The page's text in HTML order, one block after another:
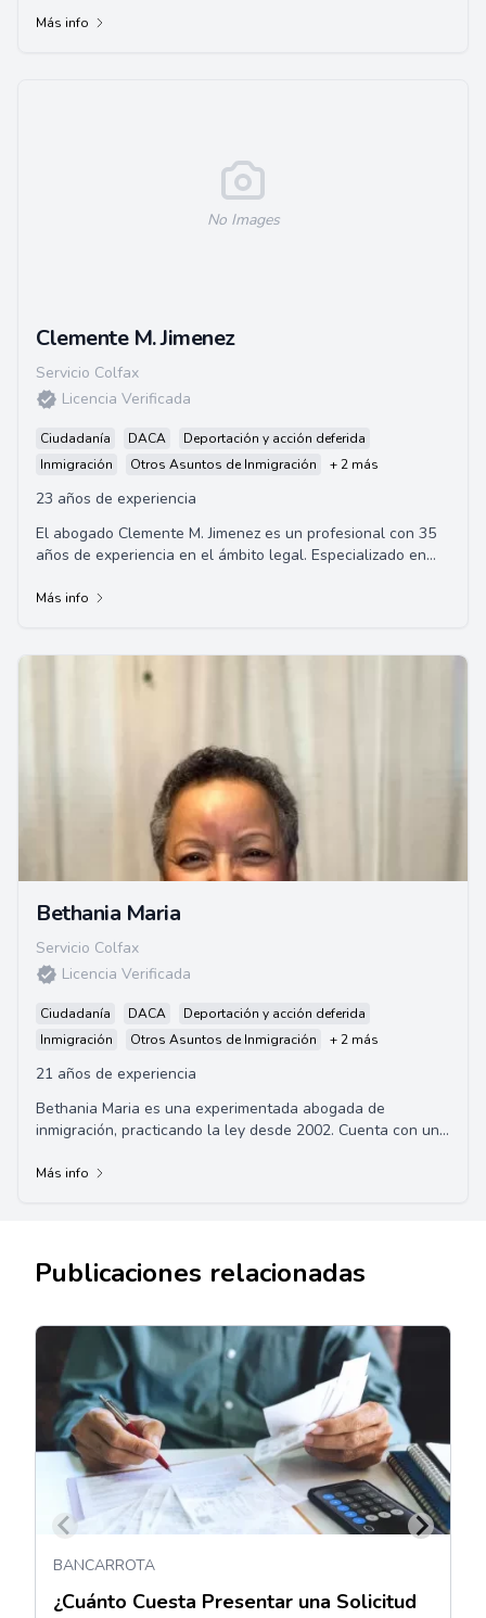
Más info
No Images
Clemente M. Jimenez
Servicio Colfax
Licencia Verificada
Ciudadanía DACA
Deportación y acción deferida
Inmigración
Otros Asuntos de Inmigración + 2 más
23 años de experiencia
El abogado Clemente M. Jimenez es un profesional con 35
años de experiencia en el ámbito legal. Especializado en
Más info
Bethania Maria
Servicio Colfax
Licencia Verificada
Ciudadanía DACA
Deportación y acción deferida
Inmigración
Otros Asuntos de Inmigración + 2 más
21 años de experiencia
Bethania Maria es una experimentada abogada de
inmigración, practicando la ley desde 2002. Cuenta con un
Más info
Publicaciones relacionadas
BANCARROTA
¿Cuánto Cuesta Presentar una Solicitud